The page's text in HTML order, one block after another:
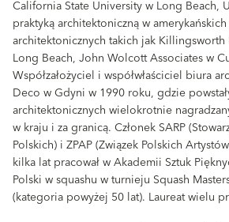
California State University w Long Beach,
praktyką architektoniczną w
architektonicznych takich jak Killingsworth
Long Beach, John Wolcott Associates w
Współzałożyciel i współwłaściciel biura
Deco w Gdyni w 1990 roku, gdzie
architektonicznych wielokrotnie
w kraju i za granicą. Członek SARP
Polskich) i ZPAP (Związek Polskich
kilka lat pracował w Akademii Sztuk
Polski w squashu w turnieju Squash
(kategoria powyżej 50 lat). Laureat wielu